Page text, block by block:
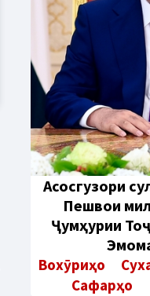
Aсосгузори
Пешвои
Ҷумҳурии
Вохӯриҳо
Сафарҳо